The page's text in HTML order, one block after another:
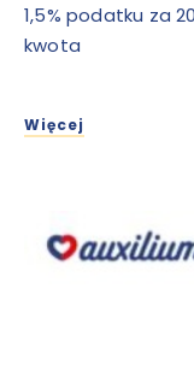
1,5% podatku za
kwota
Więcej